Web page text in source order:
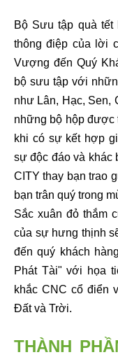
Bộ Sưu tập quà tết
thông điệp của lời
Vượng đến Quý
bộ sưu tập với
như Lân, Hạc, Sen,
những bộ hộp được
khi có sự kết hợp
sự độc đáo và khác
CITY thay bạn trao
bạn trân quý trong
Sắc xuân đỏ thắm
của sự hưng thịnh
đến quý khách
Phát Tài" với họa
khắc CNC cổ điển
Đất và Trời.
THÀNH